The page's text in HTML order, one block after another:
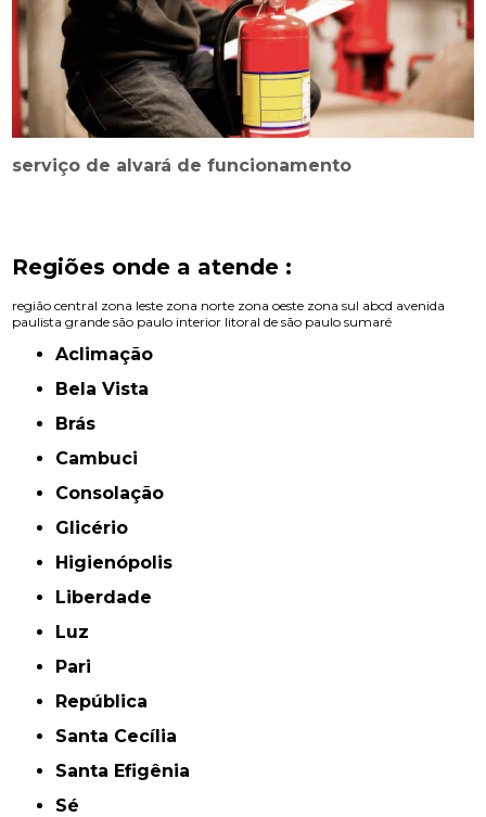
serviço de alvará de funcionamento
Regiões onde a atende :
região central zona leste zona norte zona oeste zona sul abcd avenida
paulista grande são paulo interior litoral de são paulo sumaré
Aclimação
Bela Vista
Brás
Cambuci
Consolação
Glicério
Higienópolis
Liberdade
Luz
Pari
República
Santa Cecília
Santa Efigênia
Sé